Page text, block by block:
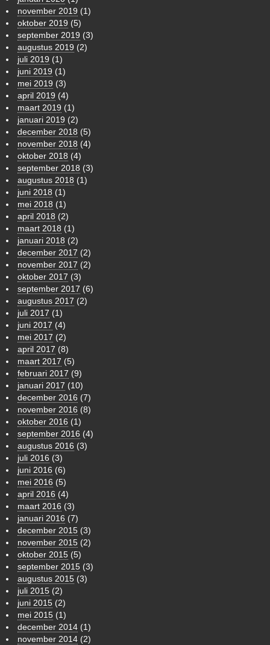
november 2019 (1)
oktober 2019 (5)
september 2019 (3)
augustus 2019 (2)
juli 2019 (1)
juni 2019 (1)
mei 2019 (3)
april 2019 (4)
maart 2019 (1)
januari 2019 (2)
december 2018 (5)
november 2018 (4)
oktober 2018 (4)
september 2018 (3)
augustus 2018 (1)
juni 2018 (1)
mei 2018 (1)
april 2018 (2)
maart 2018 (1)
januari 2018 (2)
december 2017 (2)
november 2017 (2)
oktober 2017 (3)
september 2017 (6)
augustus 2017 (2)
juli 2017 (1)
juni 2017 (4)
mei 2017 (2)
april 2017 (8)
maart 2017 (5)
februari 2017 (9)
januari 2017 (10)
december 2016 (7)
november 2016 (8)
oktober 2016 (1)
september 2016 (4)
augustus 2016 (3)
juli 2016 (3)
juni 2016 (6)
mei 2016 (5)
april 2016 (4)
maart 2016 (3)
januari 2016 (7)
december 2015 (3)
november 2015 (2)
oktober 2015 (5)
september 2015 (3)
augustus 2015 (3)
juli 2015 (2)
juni 2015 (2)
mei 2015 (1)
december 2014 (1)
november 2014 (2)